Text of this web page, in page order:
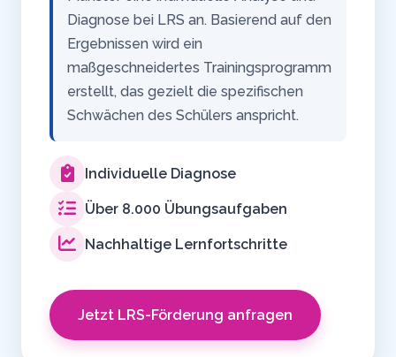
Diagnose bei LRS an. Basierend auf den
Ergebnissen wird ein
maßgeschneidertes Trainingsprogramm
erstellt, das gezielt die spezifischen
Schwächen des Schülers anspricht.
Individuelle Diagnose
Über 8.000 Übungsaufgaben
Nachhaltige Lernfortschritte
Jetzt LRS-Förderung anfragen